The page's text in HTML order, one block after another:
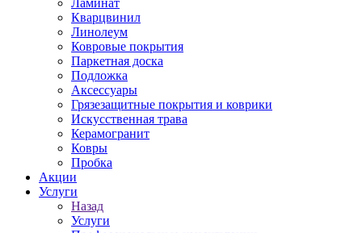
Ламинат
Кварцвинил
Линолеум
Ковровые покрытия
Паркетная доска
Подложка
Аксессуары
Грязезащитные покрытия и коврики
Искусственная трава
Керамогранит
Ковры
Пробка
Акции
Услуги
Назад
Услуги